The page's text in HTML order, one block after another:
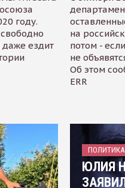
году.
ездит
на
потом -
не
Об этом
ERR
ПОЛИТИКА
ЮЛИЯ